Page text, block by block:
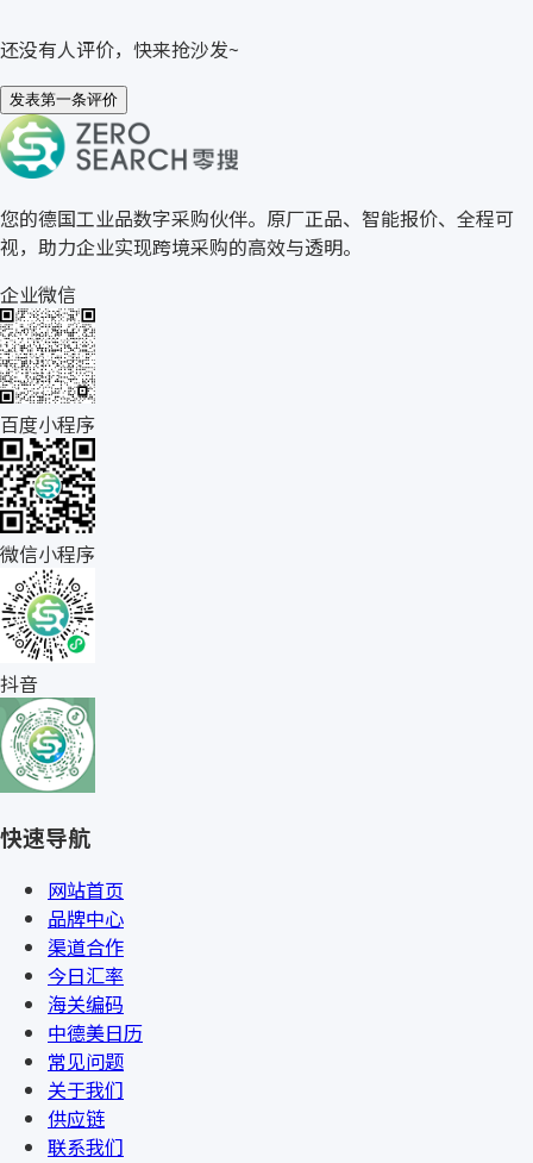
还没有人评价，快来抢沙发~
发表第一条评价
关于零搜
您的德国工业品数字采购伙伴。原厂正品、智能报价、全程可
视，助力企业实现跨境采购的高效与透明。
企业微信
百度小程序
微信小程序
抖音
快速导航
网站首页
品牌中心
渠道合作
今日汇率
海关编码
中德美日历
常见问题
关于我们
供应链
联系我们